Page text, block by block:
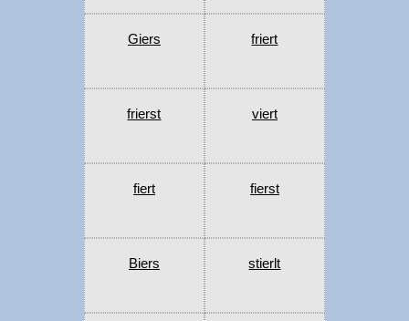
Giers friert
frierst viert
fiert fierst
Biers stierlt